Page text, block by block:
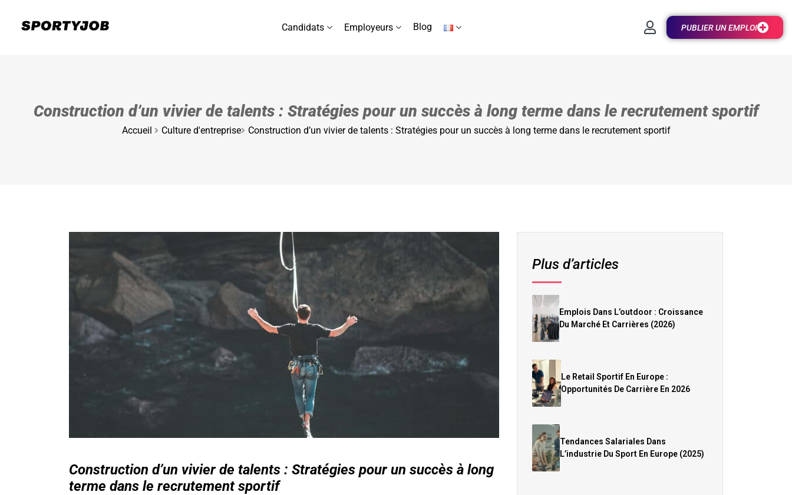
Candidats Employeurs Blog PUBLIER UN EMPLOI
Construction d’un vivier de talents : Stratégies pour un succès à long terme dans le recrutement sportif
Accueil Culture d'entreprise Construction d’un vivier de talents : Stratégies pour un succès à long terme dans le recrutement sportif
Construction d’un vivier de talents : Stratégies pour un succès à long
terme dans le recrutement sportif
Plus d’articles
Emplois Dans L’outdoor : Croissance
Du Marché Et Carrières (2026)
Le Retail Sportif En Europe :
Opportunités De Carrière En 2026
Tendances Salariales Dans
L’industrie Du Sport En Europe (2025)